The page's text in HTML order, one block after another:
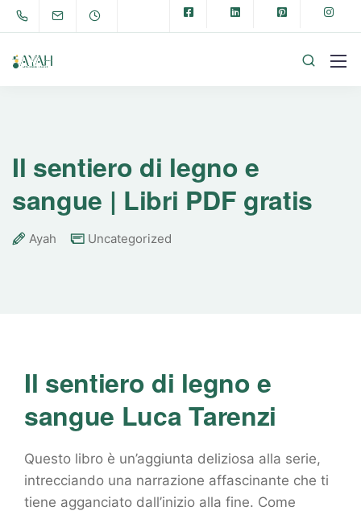
Il sentiero di legno e
sangue | Libri PDF gratis
Ayah Uncategorized
Il sentiero di legno e
sangue Luca Tarenzi
Questo libro è un’aggiunta deliziosa alla serie,
intrecciando una narrazione affascinante che ti
tiene agganciato dall’inizio alla fine. Come